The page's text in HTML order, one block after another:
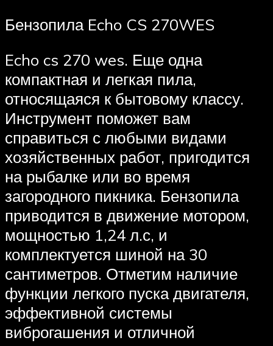
Бензопила Echo CS 270WES
Echo cs 270 wes. Еще одна
компактная и легкая пила,
относящаяся к бытовому классу.
Инструмент поможет вам
справиться с любыми видами
хозяйственных работ, пригодится
на рыбалке или во время
загородного пикника. Бензопила
приводится в движение мотором,
мощностью 1,24 л.с, и
комплектуется шиной на 30
сантиметров. Отметим наличие
функции легкого пуска двигателя,
эффективной системы
виброгашения и отличной